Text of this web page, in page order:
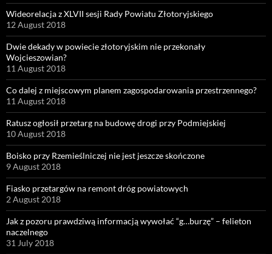
Wideorelacja z XLVII sesji Rady Powiatu Złotoryjskiego
12 August 2018
Dwie dekady w powiecie złotoryjskim nie przekonały
Wojcieszowian?
11 August 2018
Co dalej z miejscowym planem zagospodarowania przestrzennego?
11 August 2018
Ratusz ogłosił przetarg na budowę drogi przy Podmiejskiej
10 August 2018
Boisko przy Rzemieślniczej nie jest jeszcze skończone
9 August 2018
Fiasko przetargów na remont dróg powiatowych
2 August 2018
Jak z pozoru prawdziwą informacją wywołać “g…burzę” – felieton
naczelnego
31 July 2018